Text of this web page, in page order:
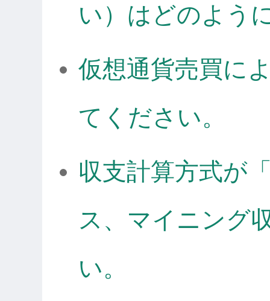
い）はどのよう
仮想通貨売買に
てください。
収支計算方式が
ス、マイニング
い。